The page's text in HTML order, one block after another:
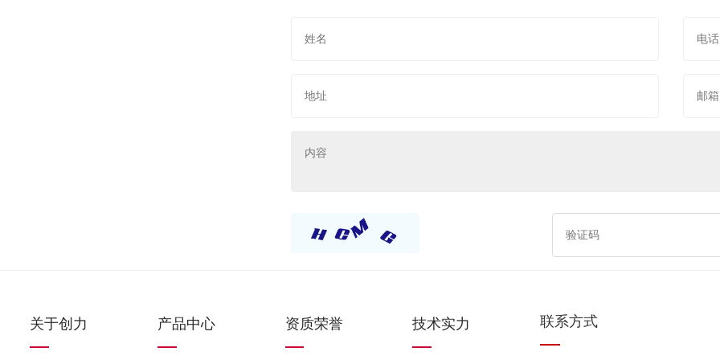
关于创力 产品中心 资质荣誉 技术实力 联系方式